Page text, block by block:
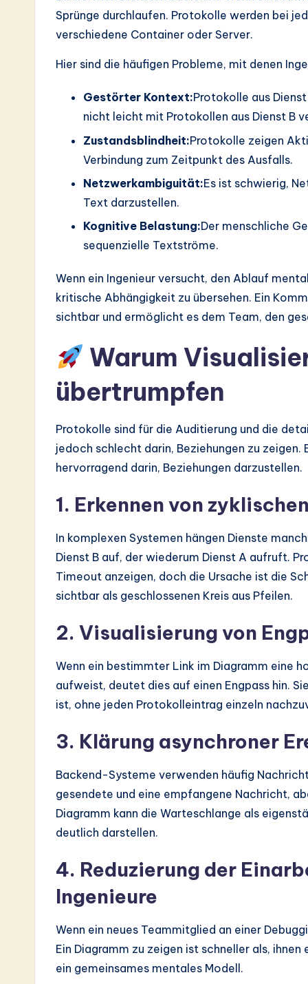
Sprünge durchlaufen. Protokolle werden bei
verschiedene Container oder Server.
Hier sind die häufigen Probleme, mit denen
Gestörter Kontext:Protokolle aus
nicht leicht mit Protokollen aus Dienst B
Zustandsblindheit:Protokolle zeigen
Verbindung zum Zeitpunkt des Ausfalls.
Netzwerkambiguität:Es ist schwierig,
Text darzustellen.
Kognitive Belastung:Der menschliche
sequenzielle Textströme.
Wenn ein Ingenieur versucht, den Ablauf
kritische Abhängigkeit zu übersehen. Ein
sichtbar und ermöglicht es dem Team, den
Warum
übertrumpfen
Protokolle sind für die Auditierung und die
jedoch schlecht darin, Beziehungen zu
hervorragend darin, Beziehungen darzustellen.
1. Erkennen von
In komplexen Systemen hängen Dienste
Dienst B auf, der wiederum Dienst A aufruft.
Timeout anzeigen, doch die Ursache ist die
sichtbar als geschlossenen Kreis aus Pfeilen.
2. Visualisierung von
Wenn ein bestimmter Link im Diagramm eine
aufweist, deutet dies auf einen Engpass hin.
ist, ohne jeden Protokolleintrag einzeln
3. Klärung asynchroner
Backend-Systeme verwenden häufig
gesendete und eine empfangene Nachricht,
Diagramm kann die Warteschlange als
deutlich darstellen.
4. Reduzierung der
Ingenieure
Wenn ein neues Teammitglied an einer
Ein Diagramm zu zeigen ist schneller als,
ein gemeinsames mentales Modell.